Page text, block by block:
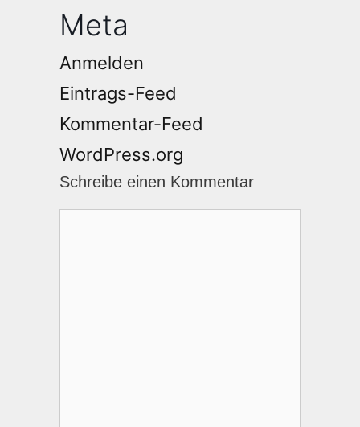
Meta
Anmelden
Eintrags-Feed
Kommentar-Feed
WordPress.org
Schreibe einen Kommentar